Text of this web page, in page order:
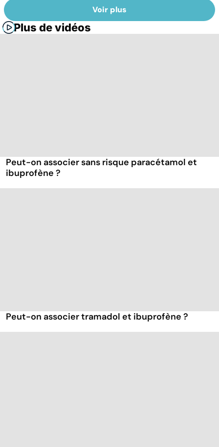
Voir plus
Plus de vidéos
Peut-on associer sans risque paracétamol et
ibuprofène ?
Peut-on associer tramadol et ibuprofène ?